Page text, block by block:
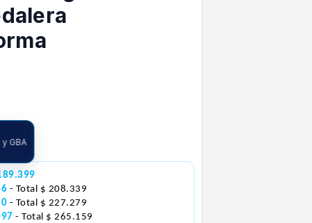
- Total $ 208.339
- Total $ 227.279
- Total $ 265.159
GBA